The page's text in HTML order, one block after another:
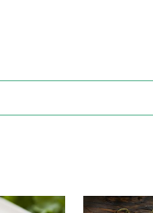
25' 35'